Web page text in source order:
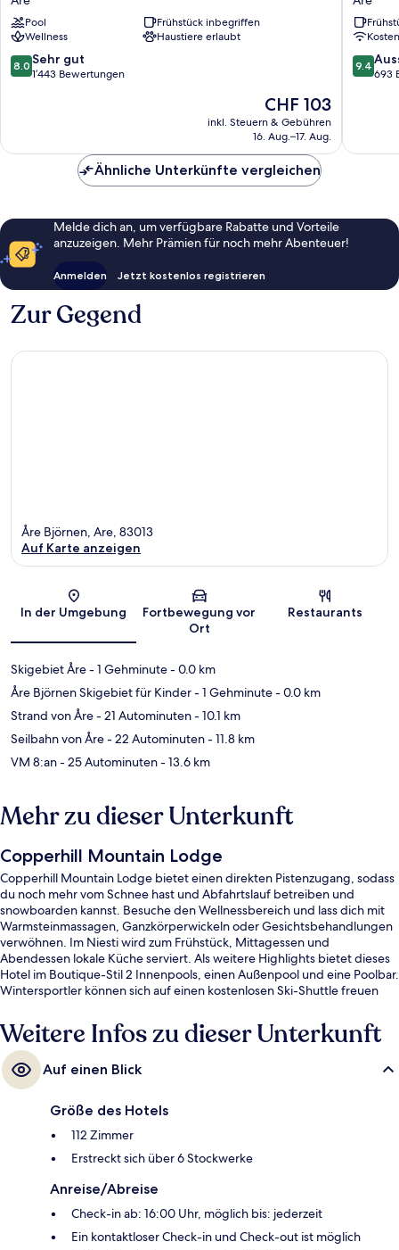
Åre
ArePool
Frühstück inbegriffen
Wellness
Haustiere erlaubt
8.0
von
Bewertungen
8.0 Sehr gut
1’443 Bewertungen
Der
Preis
beträgt
CHF 103
inkl. Steuern & Gebühren
16. Aug.–17. Aug.
&
Are
9.4
von
9.4
693
Ähnliche Unterkünfte vergleichen
Melde dich an, um verfügbare Rabatte und Vorteile
anzuzeigen. Mehr Prämien für noch mehr Abenteuer!
Anmelden Jetzt kostenlos registrieren
Zur Gegend
Karte
Åre Björnen, Are, 83013
Auf Karte anzeigen
In der Umgebung
Fortbewegung vor
Ort
Restaurants
Skigebiet Åre- 1 Gehminute- 0.0 km
Åre Björnen Skigebiet für Kinder- 1 Gehminute- 0.0 km
Strand von Åre- 21 Autominuten- 10.1 km
Seilbahn von Åre- 22 Autominuten- 11.8 km
VM 8:an- 25 Autominuten- 13.6 km
Mehr zu dieser Unterkunft
Copperhill Mountain Lodge
Copperhill Mountain Lodge bietet einen direkten Pistenzugang, sodass
du noch mehr vom Schnee hast und Abfahrtslauf betreiben und
snowboarden kannst. Besuche den Wellnessbereich und lass dich mit
Warmsteinmassagen, Ganzkörperwickeln oder Gesichtsbehandlungen
verwöhnen. Im Niesti wird zum Frühstück, Mittagessen und
Abendessen lokale Küche serviert. Als weitere Highlights bietet dieses
Hotel im Boutique-Stil 2 Innenpools, einen Außenpool und eine Poolbar.
Wintersportler können sich auf einen kostenlosen Ski-Shuttle freuen
Skiverleih.
Weitere Infos zu dieser Unterkunft
Auf einen Blick
Größe des Hotels
112 Zimmer
Erstreckt sich über 6 Stockwerke
Anreise/Abreise
Check-in ab: 16:00 Uhr, möglich bis: jederzeit
Ein kontaktloser Check-in und Check-out ist möglich